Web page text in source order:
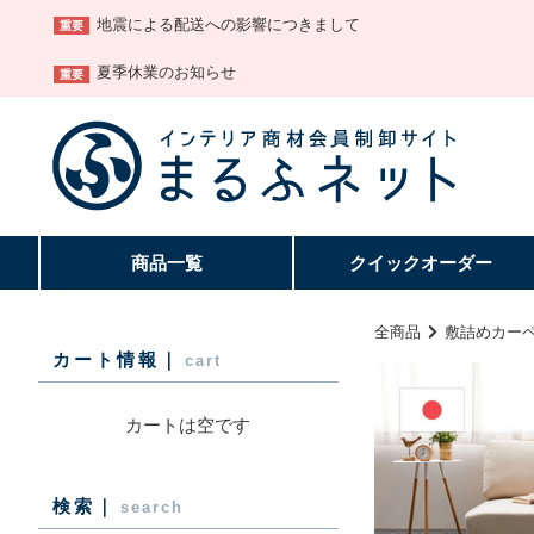
重要 地震による配送への影響につきまして
重要 夏季休業のお知らせ
商品一覧 クイックオーダー
全商品 敷詰めカー
カート情報｜ cart
カートは空です
検索｜ search